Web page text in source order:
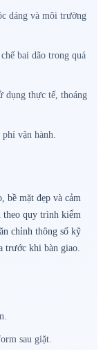
dáng và môi trường
bai dão trong quá
dụng thực tế, thoáng
vận hành.
bề mặt đẹp và cảm
theo quy trình kiểm
chỉnh thông số kỹ
trước khi bàn giao.
sau giặt.